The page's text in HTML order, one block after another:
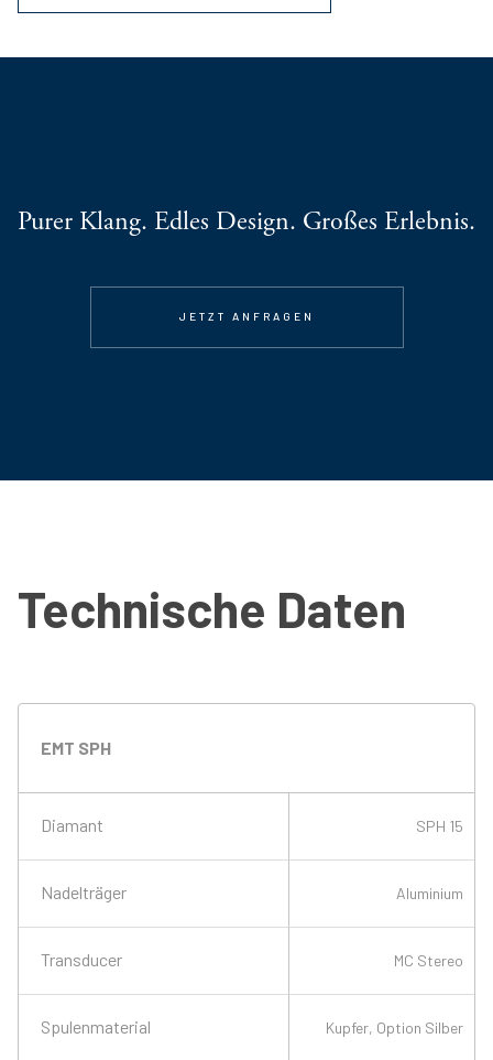
Purer Klang. Edles Design. Großes Erlebnis.
JETZT ANFRAGEN
Technische Daten
EMT SPH
Diamant SPH 15
Nadelträger Aluminium
Transducer MC Stereo
Spulenmaterial Kupfer, Option Silber